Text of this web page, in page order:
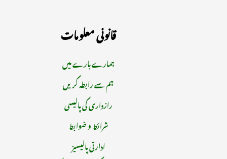
قانونی معلومات
ہمارے بارے میں
ہم سے رابطہ کریں
رازداری کی پالیسی
شرائط و ضوابط
ادارتی پالیسیز